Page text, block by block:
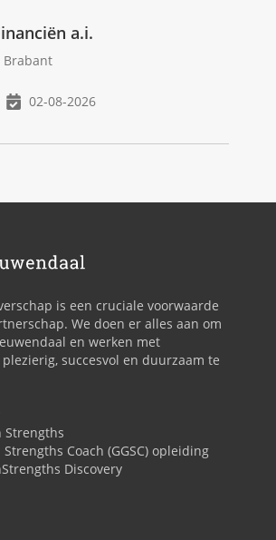
a.i.
02-08-2026
is een cruciale voorwaarde
We doen er alles aan om
en werken met
succesvol en duurzaam te
Strengths
Coach (GGSC) opleiding
Discovery